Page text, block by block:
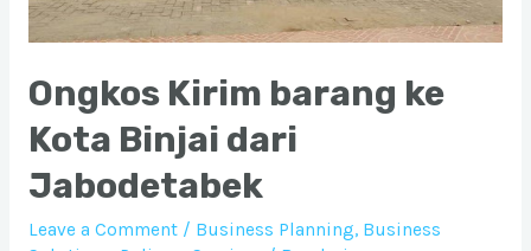
Ongkos Kirim barang ke
Kota Binjai dari
Jabodetabek
Leave a Comment / Business Planning, Business